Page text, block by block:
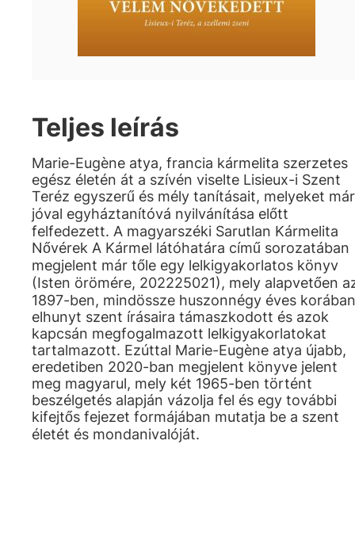
Teljes leírás
Marie-Eugène atya, francia kármelita szerzetes
egész életén át a szívén viselte Lisieux-i Szent
Teréz egyszerű és mély tanításait, melyeket már
jóval egyháztanítóvá nyilvánítása előtt
felfedezett. A magyarszéki Sarutlan Kármelita
Nővérek A Kármel látóhatára című sorozatában
megjelent már tőle egy lelkigyakorlatos könyv
(Isten örömére, 202225021), mely alapvetően
1897-ben, mindössze huszonnégy éves korában
elhunyt szent írásaira támaszkodott és azok
kapcsán megfogalmazott lelkigyakorlatokat
tartalmazott. Ezúttal Marie-Eugène atya újabb,
eredetiben 2020-ban megjelent könyve jelent
meg magyarul, mely két 1965-ben történt
beszélgetés alapján vázolja fel és egy további
kifejtős fejezet formájában mutatja be a szent
életét és mondanivalóját.